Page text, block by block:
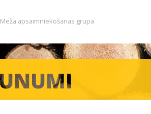
Meža apsaimniekošanas grupa